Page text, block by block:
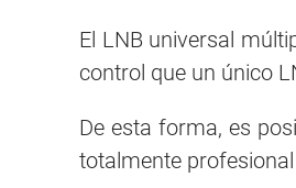
El LNB universal
control que un único
De esta forma, es
totalmente